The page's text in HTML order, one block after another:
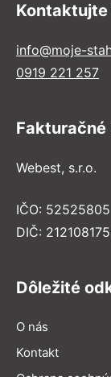
Kontaktujte
info@moje-
0919 221 257
Fakturačné
Webest, s.r.o.
IČO: 52525805
DIČ:
Dôležité
O nás
Kontakt